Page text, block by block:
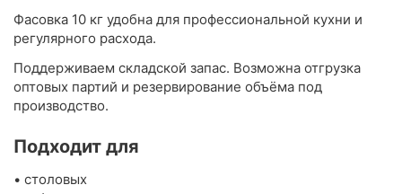
Фасовка 10 кг удобна для профессиональной кухни и
регулярного расхода.
Поддерживаем складской запас. Возможна отгрузка
оптовых партий и резервирование объёма под
производство.
Подходит для
• столовых